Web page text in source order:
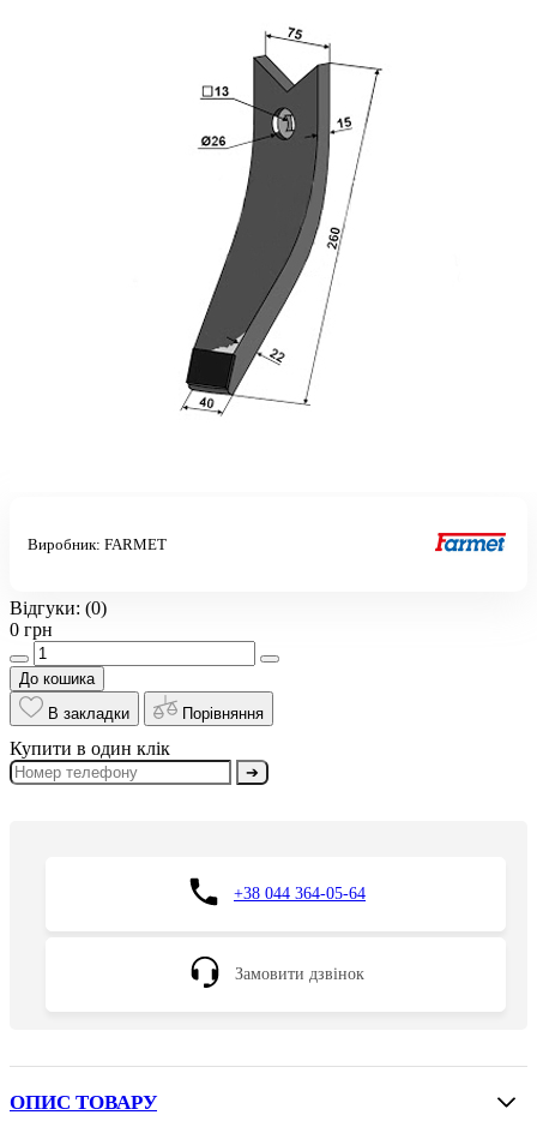
Виробник: FARMET
Відгуки: (0)
0 грн
До кошика
В закладки
Порівняння
Купити в один клік
➔
+38 044 364-05-64
Замовити дзвінок
ОПИС ТОВАРУ